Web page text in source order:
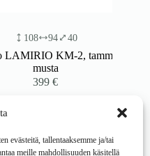
evästeitä, tallentaaksemme ja/tai
meille mahdollisuuden käsitellä
94 40
KM-2, tammi /
musta
€